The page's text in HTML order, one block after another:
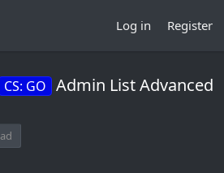
Log in Register
CS: GO Admin List Advanced